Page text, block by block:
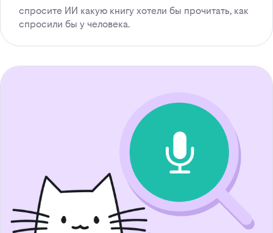
спросите ИИ какую книгу хотели бы прочитать, как
спросили бы у человека.